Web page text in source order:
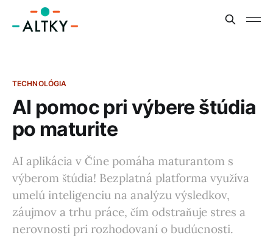
TECHNOLÓGIA
AI pomoc pri výbere štúdia
po maturite
AI aplikácia v Číne pomáha maturantom s
výberom štúdia! Bezplatná platforma využíva
umelú inteligenciu na analýzu výsledkov,
záujmov a trhu práce, čím odstraňuje stres a
nerovnosti pri rozhodovaní o budúcnosti.